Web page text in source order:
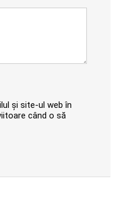
și site-ul web în
când o să